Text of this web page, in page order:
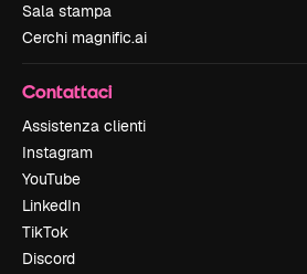
Sala stampa
Cerchi magnific.ai
Contattaci
Assistenza clienti
Instagram
YouTube
LinkedIn
TikTok
Discord